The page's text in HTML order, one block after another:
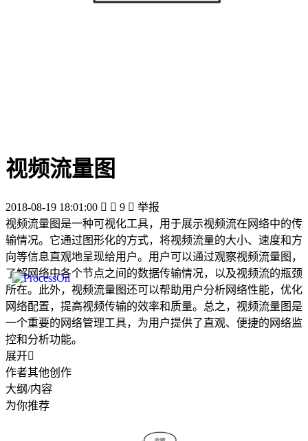
视频流量图
2018-08-19 18:01:00   9  举报
视频流量图是一种可视化工具，用于展示视频流在网络中的传
输情况。它通过图形化的方式，将视频流量的大小、速度和方
向等信息直观地呈现给用户。用户可以通过观察视频流量图，
了解网络中各个节点之间的数据传输情况，以及视频流的瓶颈
所在。此外，视频流量图还可以帮助用户分析网络性能，优化
网络配置，提高视频传输的效率和质量。总之，视频流量图是
一个重要的网络管理工具，为用户提供了直观、便捷的网络监
控和分析功能。
展开
作者其他创作
大纲/内容
为你推荐